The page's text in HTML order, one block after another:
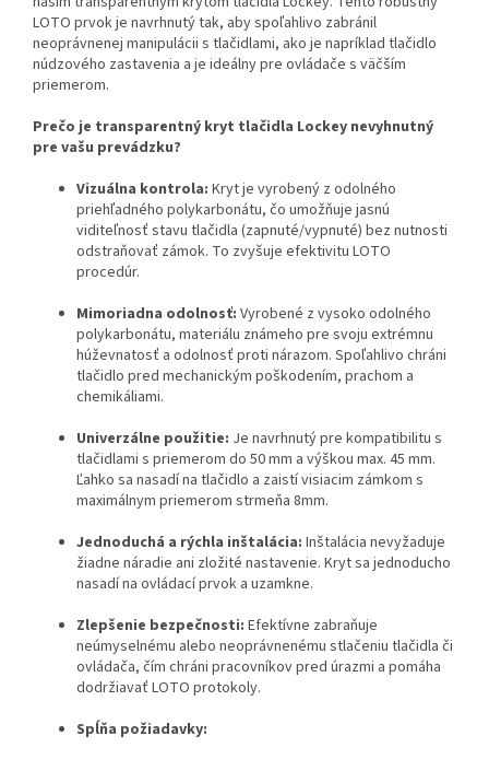
LOTO prvok je navrhnutý tak, aby spoľahlivo zabránil
neoprávnenej manipulácii s tlačidlami, ako je napríklad tlačidlo
núdzového zastavenia a je ideálny pre ovládače s väčším
priemerom.
Prečo je transparentný kryt tlačidla Lockey nevyhnutný
pre vašu prevádzku?
Vizuálna kontrola: Kryt je vyrobený z odolného
priehľadného polykarbonátu, čo umožňuje jasnú
viditeľnosť stavu tlačidla (zapnuté/vypnuté) bez nutnosti
odstraňovať zámok. To zvyšuje efektivitu LOTO
procedúr.
Mimoriadna odolnosť: Vyrobené z vysoko odolného
polykarbonátu, materiálu známeho pre svoju extrémnu
húževnatosť a odolnosť proti nárazom. Spoľahlivo chráni
tlačidlo pred mechanickým poškodením, prachom a
chemikáliami.
Univerzálne použitie: Je navrhnutý pre kompatibilitu s
tlačidlami s priemerom do 50 mm a výškou max. 45 mm.
Ľahko sa nasadí na tlačidlo a zaistí visiacim zámkom s
maximálnym priemerom strmeňa 8mm.
Jednoduchá a rýchla inštalácia: Inštalácia nevyžaduje
žiadne náradie ani zložité nastavenie. Kryt sa jednoducho
nasadí na ovládací prvok a uzamkne.
Zlepšenie bezpečnosti: Efektívne zabraňuje
neúmyselnému alebo neoprávnenému stlačeniu tlačidla či
ovládača, čím chráni pracovníkov pred úrazmi a pomáha
dodržiavať LOTO protokoly.
Spĺňa požiadavky: